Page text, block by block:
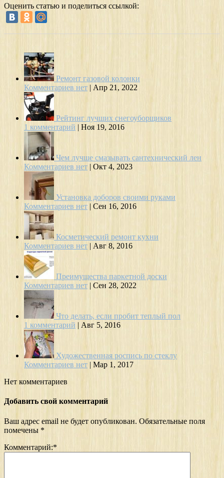
Оценить статью и поделиться ссылкой:
Ремонт газовой колонки
Комментариев нет | Апр 21, 2022
Рейтинг лучших снегоуборщиков
1 комментарий | Ноя 19, 2016
Чем лучше смазывать сантехнический лен
Комментариев нет | Окт 4, 2023
Установка доборов своими руками
Комментариев нет | Сен 16, 2016
Косметический ремонт кухни
Комментариев нет | Авг 8, 2016
Преимущества паркетной доски
Комментариев нет | Сен 28, 2022
Что делать, если пробит теплый пол
1 комментарий | Авг 5, 2016
Художественная роспись по стеклу
Комментариев нет | Мар 1, 2017
Нет комментариев
Добавить свой комментарий
Ваш адрес email не будет опубликован. Обязательные поля
помечены *
Комментарий:*